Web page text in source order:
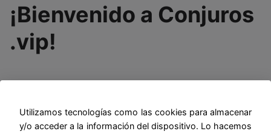
¡Bienvenido a Conjuros
.vip!
✨
Utilizamos tecnologías como las cookies para almacenar
y/o acceder a la información del dispositivo. Lo hacemos